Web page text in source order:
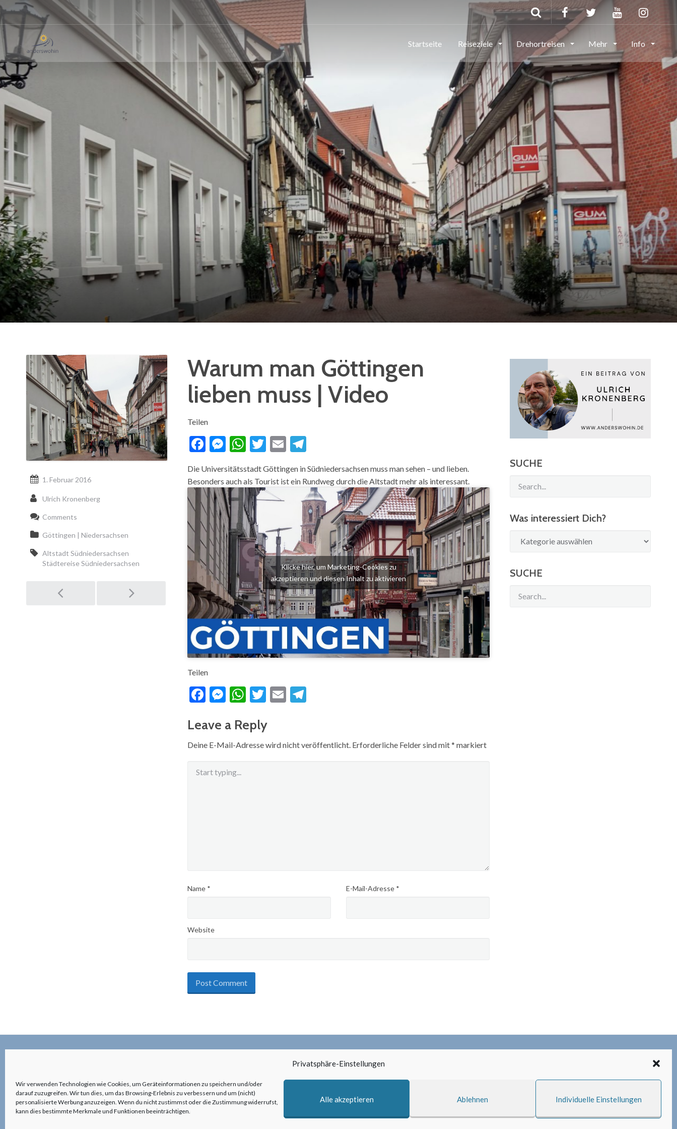
Privatsphäre-Einstellungen
Wir verwenden Technologien wie Cookies, um Geräteinformationen zu speichern und/oder
darauf zuzugreifen. Wir tun dies, um das Browsing-Erlebnis zu verbessern und um (nicht)
personalisierte Werbung anzuzeigen. Wenn du nicht zustimmst oder die Zustimmung widerrufst,
kann dies bestimmte Merkmale und Funktionen beeinträchtigen.
Alle akzeptieren Ablehnen Individuelle Einstellungen
Startseite Reiseziele Drehortreisen Mehr Info
Warum man Göttingen
lieben muss | Video
Teilen
Facebook
Messenger
WhatsApp
Twitter
Email
Die Universitätsstadt Göttingen in Südniedersachsen muss man sehen – und lieben.
Besonders auch als Tourist ist ein Rundweg durch die Altstadt mehr als interessant.
Klicke hier, um Marketing-Cookies zu
akzeptieren und diesen Inhalt zu aktivieren
Teilen
Facebook
Messenger
WhatsApp
Twitter
Email
Leave a Reply
Deine E-Mail-Adresse wird nicht veröffentlicht. Erforderliche Felder sind mit* markiert
Name * E-Mail-Adresse *
Website
1. Februar 2016
Ulrich Kronenberg
Comments
Göttingen | Niedersachsen
Altstadt Südniedersachsen
Städtereise Südniedersachsen
Post
SUCHE
Was interessiert Dich?
interessiert
SUCHE